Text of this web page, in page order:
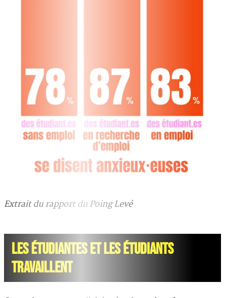
Extrait du rapport du Poing Levé
LES ÉTUDIANTES ET LES ÉTUDIANTS
TRAVAILLENT